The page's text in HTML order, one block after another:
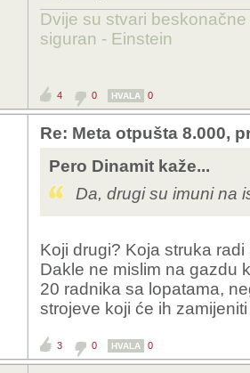
Dvije su stvari
siguran - Einstein
4 0 HVALA 0
Re: Meta otpušta 8.000,
Pero Dinamit kaže...
Da, drugi su imuni na
Koji drugi? Koja struka
Dakle ne mislim na gazdu
20 radnika sa lopatama,
strojeve koji će ih zamijeniti
3 0 HVALA 0